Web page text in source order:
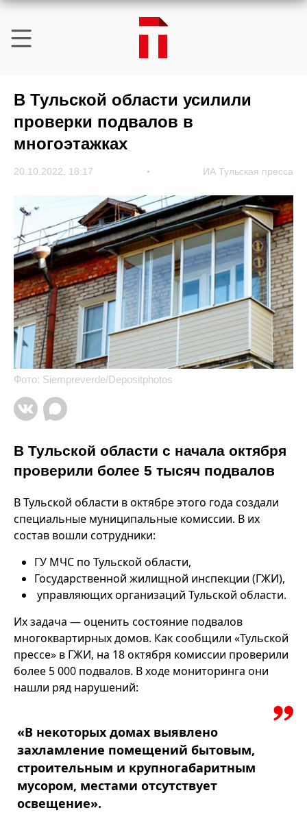
В Тульской области усилили
проверки подвалов в
многоэтажках
20.10.2022, 18:17 ИА Тульская пресса
Фото: Siempreverde/Depositphotos
В Тульской области с начала октября
проверили более 5 тысяч подвалов
В Тульской области в октябре этого года создали
специальные муниципальные комиссии. В их
состав вошли сотрудники:
ГУ МЧС по Тульской области,
Государственной жилищной инспекции (ГЖИ),
управляющих организаций Тульской области.
Их задача — оценить состояние подвалов
многоквартирных домов. Как сообщили «Тульской
прессе» в ГЖИ, на 18 октября комиссии проверили
более 5 000 подвалов. В ходе мониторинга они
нашли ряд нарушений:
«В некоторых домах выявлено
захламление помещений бытовым,
строительным и крупногабаритным
мусором, местами отсутствует
освещение».